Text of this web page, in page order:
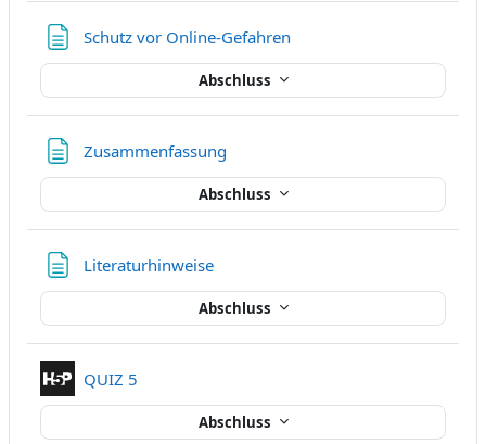
Schutz vor Online-Gefahren
Abschluss
Zusammenfassung
Abschluss
LiteraturhinweiseTextseite
Abschluss
QUIZ 5
Abschluss